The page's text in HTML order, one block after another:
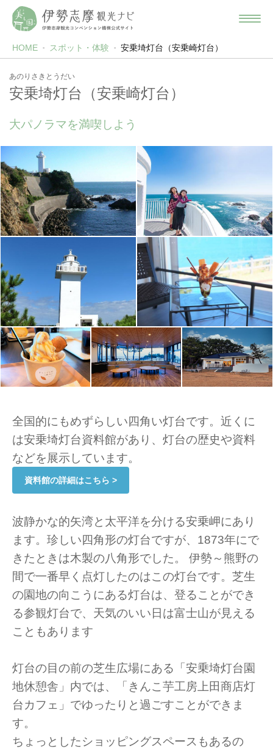
HOME スポット・体験 安乗埼灯台（安乗崎灯台）
あのりさきとうだい
安乗埼灯台（安乗崎灯台）
大パノラマを満喫しよう
全国的にもめずらしい四角い灯台です。近くに
は安乗埼灯台資料館があり、灯台の歴史や資料
などを展示しています。
資料館の詳細はこちら >
波静かな的矢湾と太平洋を分ける安乗岬にあり
ます。珍しい四角形の灯台ですが、1873年にで
きたときは木製の八角形でした。 伊勢～熊野の
間で一番早く点灯したのはこの灯台です。芝生
の園地の向こうにある灯台は、登ることができ
る参観灯台で、天気のいい日は富士山が見える
こともあります
灯台の目の前の芝生広場にある「安乗埼灯台園
地休憩舎」内では、「きんこ芋工房上田商店灯
台カフェ」でゆったりと過ごすことができま
す。
ちょっとしたショッピングスペースもあるの